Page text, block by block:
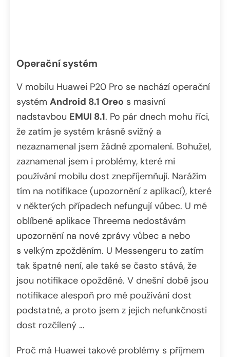
Operační systém
V mobilu Huawei P20 Pro se nachází operační
systém Android 8.1 Oreo s masivní
nadstavbou EMUI 8.1. Po pár dnech mohu říci,
že zatím je systém krásně svižný a
nezaznamenal jsem žádné zpomalení. Bohužel,
zaznamenal jsem i problémy, které mi
používání mobilu dost znepříjemňují. Narážím
tím na notifikace (upozornění z aplikací), které
v některých případech nefungují vůbec. U mé
oblíbené aplikace Threema nedostávám
upozornění na nové zprávy vůbec a nebo
s velkým zpožděním. U Messengeru to zatím
tak špatné není, ale také se často stává, že
jsou notifikace opožděné. V dnešní době jsou
notifikace alespoň pro mé používání dost
podstatné, a proto jsem z jejich nefunkčnosti
dost rozčílený …
Proč má Huawei takové problémy s příjmem